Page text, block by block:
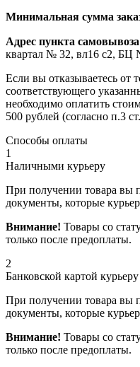
Минимальная сумма
Адрес пункта
квартал № 32, вл16 с2, БЦ
Если вы отказываетесь от
соответствующего
необходимо оплатить
500 рублей (согласно п.3
Способы оплаты
1
Наличными курьеру
При получении товара вы
документы, которые
Внимание! Товары со
только после предоплаты.
2
Банковской картой курьеру
При получении товара вы
документы, которые
Внимание! Товары со
только после предоплаты.